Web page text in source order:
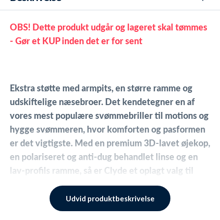
OBS! Dette produkt udgår og lageret skal tømmes
- Gør et KUP inden det er for sent
Ekstra støtte med armpits, en større ramme og
udskiftelige næsebroer. Det kendetegner en af
vores mest populære svømmebriller til motions og
hygge svømmeren, hvor komforten og pasformen
er det vigtigste. Med en premium 3D-lavet øjekop,
en polariseret og anti-dug behandlet linse og en
lav-profils ramme, så er Clyde et oplagt valg til
både herrer og damer.
Clyde Active justeres nemt manuelt i hver side.
Udvid produktbeskrivelse